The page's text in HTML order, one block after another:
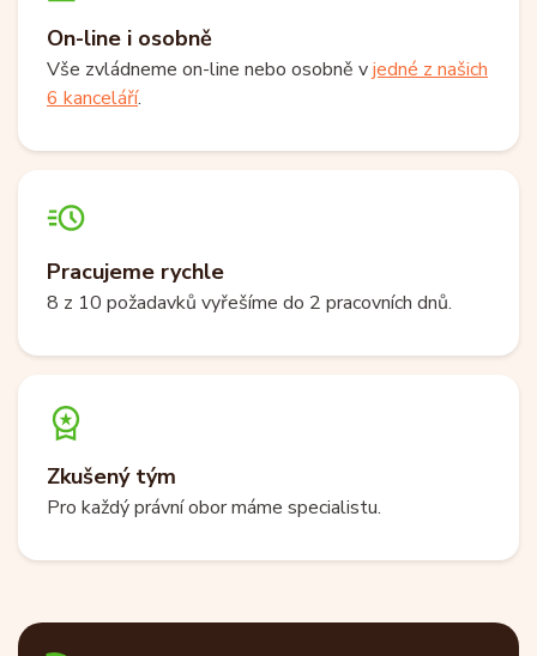
On-line i osobně
Vše zvládneme on-line nebo osobně vjedné z našich
6 kanceláří.
Pracujeme rychle
8 z 10 požadavků vyřešíme do 2 pracovních dnů.
Zkušený tým
Pro každý právní obor máme specialistu.